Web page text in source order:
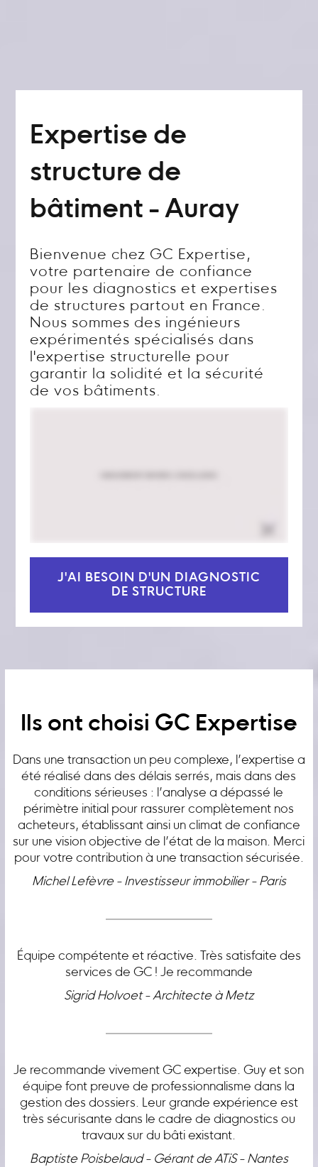
Expertise de
structure de
bâtiment - Auray
Bienvenue chez GC Expertise,
votre partenaire de confiance
pour les diagnostics et expertises
de structures partout en France.
Nous sommes des ingénieurs
expérimentés spécialisés dans
l'expertise structurelle pour
garantir la solidité et la sécurité
de vos bâtiments.
J'AI BESOIN D'UN DIAGNOSTIC
DE STRUCTURE
Ils ont choisi GC Expertise
Dans une transaction un peu complexe, l’expertise a
été réalisé dans des délais serrés, mais dans des
conditions sérieuses : l’analyse a dépassé le
périmètre initial pour rassurer complètement nos
acheteurs, établissant ainsi un climat de confiance
sur une vision objective de l’état de la maison. Merci
pour votre contribution à une transaction sécurisée.
Michel Lefèvre - Investisseur immobilier - Paris
Équipe compétente et réactive. Très satisfaite des
services de GC ! Je recommande
Sigrid Holvoet - Architecte à Metz
Je recommande vivement GC expertise. Guy et son
équipe font preuve de professionnalisme dans la
gestion des dossiers. Leur grande expérience est
très sécurisante dans le cadre de diagnostics ou
travaux sur du bâti existant.
Baptiste Poisbelaud - Gérant de ATiS - Nantes